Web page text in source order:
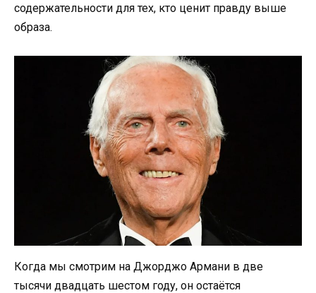
содержательности для тех, кто ценит правду выше
образа.
Когда мы смотрим на Джорджо Армани в две
тысячи двадцать шестом году, он остаётся